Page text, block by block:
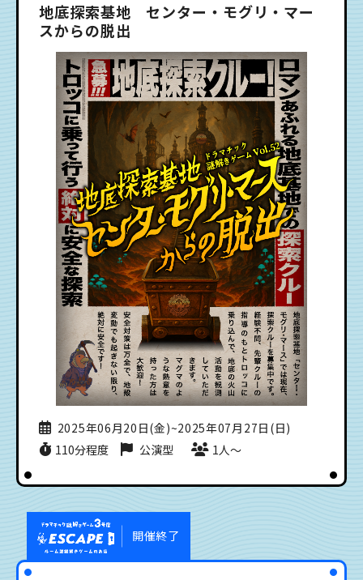
地底探索基地 センター・モグリ・マー
スからの脱出
2025年06月20日(金)~2025年07月27日(日)
110分程度
公演型 1人〜
開催終了